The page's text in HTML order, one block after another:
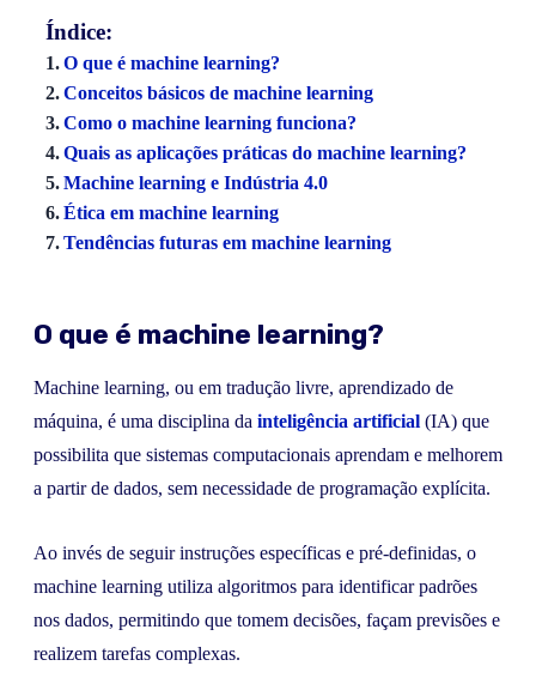
Índice:
O que é machine learning?
Conceitos básicos de machine learning
Como o machine learning funciona?
Quais as aplicações práticas do machine learning?
Machine learning e Indústria 4.0
Ética em machine learning
Tendências futuras em machine learning
O que é machine learning?
Machine learning, ou em tradução livre, aprendizado de
máquina, é uma disciplina da inteligência artificial (IA) que
possibilita que sistemas computacionais aprendam e melhorem
a partir de dados, sem necessidade de programação explícita.
Ao invés de seguir instruções específicas e pré-definidas, o
machine learning utiliza algoritmos para identificar padrões
nos dados, permitindo que tomem decisões, façam previsões e
realizem tarefas complexas.